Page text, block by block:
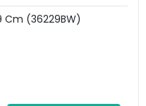
Cm (36229BW)